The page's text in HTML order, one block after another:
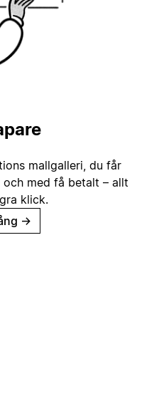
mallgalleri, du får
med få betalt – allt
klick.
→